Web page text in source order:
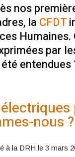
nos
la CFDT
par
nous ?
à la DRH le 3 mars